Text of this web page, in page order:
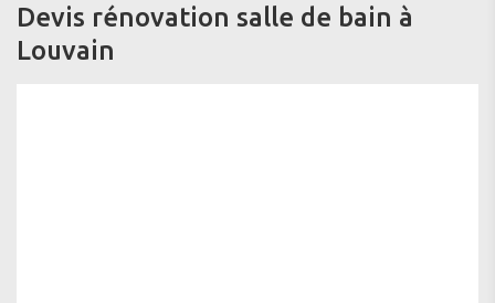
Devis rénovation salle de bain à
Louvain